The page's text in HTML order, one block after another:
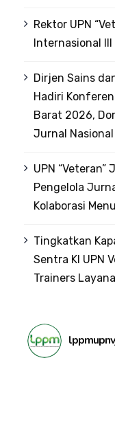
Rektor UPN
Internasional
Dirjen Sains
Hadiri
Barat 2026,
Jurnal Nasional
UPN
Pengelola
Kolaborasi
Tingkatkan
Sentra KI UPN
Trainers